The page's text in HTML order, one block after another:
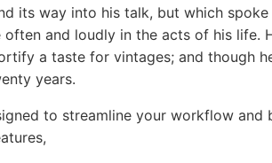
its way into his talk, but which
and loudly in the acts of his life.
a taste for vintages; and though
years.
to streamline your workflow and